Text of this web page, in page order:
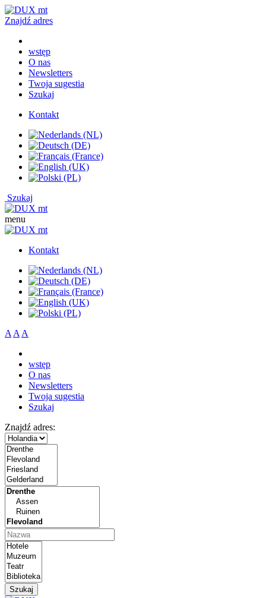
Znajdź adres
wstęp
O nas
Newsletters
Twoja sugestia
Szukaj
Kontakt
Szukaj
menu
Kontakt
A A A
wstęp
O nas
Newsletters
Twoja sugestia
Szukaj
Znajdź adres:
Szukaj